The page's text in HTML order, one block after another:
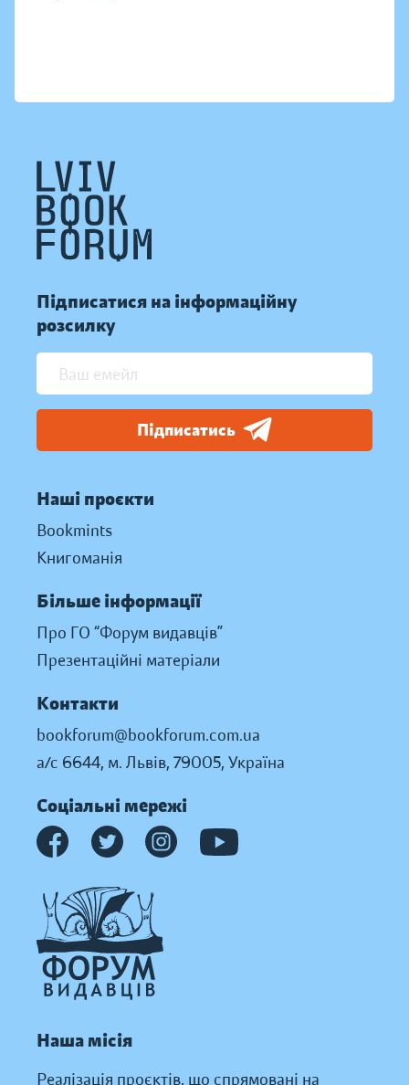
Підписатися на інформаційну
розсилку
Підписатись
Наші проєкти
Bookmints
Книгоманія
Більше інформації
Про ГО “Форум видавців”
Презентаційні матеріали
Контакти
bookforum@bookforum.com.ua
а/с 6644, м. Львів, 79005, Україна
Соціальні мережі
Наша місія
Реалізація проєктів, що спрямовані на